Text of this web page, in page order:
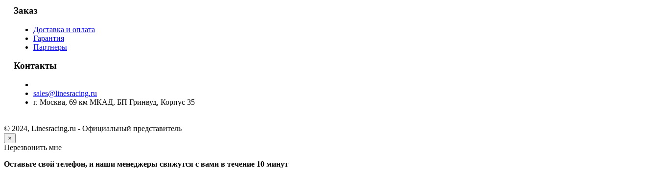
Заказ
Доставка и оплата
Гарантия
Партнеры
Контакты
sales@linesracing.ru
г. Москва, 69 км МКАД, БП Гринвуд, Корпус 35
© 2024, Linesracing.ru - Официальный представитель
×
Перезвонить мне
Оставьте свой телефон, и наши менеджеры свяжутся с вами в течение 10 минут